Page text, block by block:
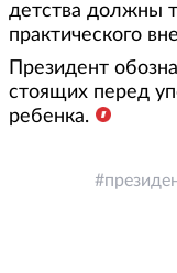
детства должны
практического
Президент
стоящих перед
ребенка.